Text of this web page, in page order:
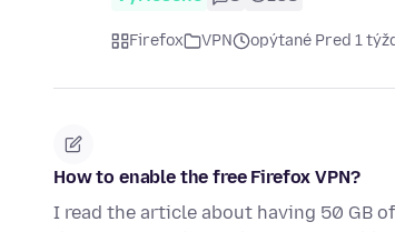
Firefox VPN opýtané Pred 1
How to enable the free Firefox VPN?
I read the article about having 50 GB